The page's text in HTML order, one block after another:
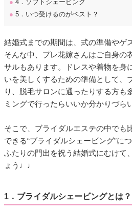
● 4．ソフトシェービング
● 5．いつ受けるのがベスト？
結婚式までの期間は、式の準備やゲ
そんな中、プレ花嫁さんはご自身の
サルもあります。ドレスや着物を身
いを美しくするための準備として、
り、脱毛サロンに通ったりする方も
ミングで行ったらいいか分かりづら
そこで、ブライダルエステの中でも
できる“ブライダルシェービング”に
ふたりの門出を祝う結婚式にむけて
ょう♩♩
1．ブライダルシェービングとは？